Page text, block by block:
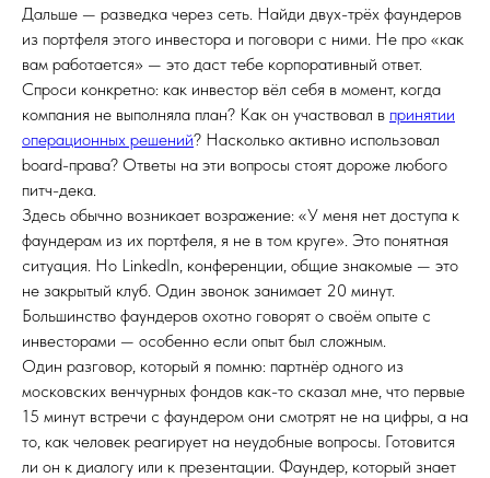
Дальше — разведка через сеть. Найди двух-трёх фаундеров
из портфеля этого инвестора и поговори с ними. Не про «как
вам работается» — это даст тебе корпоративный ответ.
Спроси конкретно: как инвестор вёл себя в момент, когда
компания не выполняла план? Как он участвовал в принятии
операционных решений? Насколько активно использовал
board-права? Ответы на эти вопросы стоят дороже любого
питч-дека.
Здесь обычно возникает возражение: «У меня нет доступа к
фаундерам из их портфеля, я не в том круге». Это понятная
ситуация. Но LinkedIn, конференции, общие знакомые — это
не закрытый клуб. Один звонок занимает 20 минут.
Большинство фаундеров охотно говорят о своём опыте с
инвесторами — особенно если опыт был сложным.
Один разговор, который я помню: партнёр одного из
московских венчурных фондов как-то сказал мне, что первые
15 минут встречи с фаундером они смотрят не на цифры, а на
то, как человек реагирует на неудобные вопросы. Готовится
ли он к диалогу или к презентации. Фаундер, который знает